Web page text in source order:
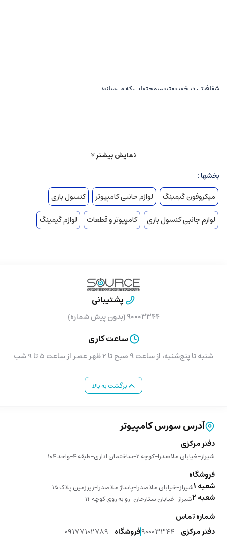
شفافیتی در خور بهترین محتوایی که می‌سازید.
عرضه شوند! خانمها، آقایان! با Seiren Mini یک میکروفون کندانسوری فوق
شوید! هماهنگ تر از هر ابزاری با تجهیزان شما، مناسب برای تولید استریم، پاد
کست، شرکت در جلسات و تماس ویدیویی....
سوپرکاردیوئید: الگوی برداشت فوق دقیق
از آنجایی که این میکروفن کندانسوری جمع و جور با زاویه برداشت صدای دقیقتری
سروصدای محیط را به نحو موثرتری انجام دهد. و این به معنای اطمینان از به حداقل
رسیدن نویزهای پس زمینه است حتی صداهای ضعیفی مانند صدای کیبورد
هنگام تایپ کردن و یا صدای کلیک ماوس .
غنای صدای خروجی با شاخص منحنی مسطح
با کپسول خازن کندانسور 14 میلیمتری و نمودار بازه پاسخدهی فرکانس تخت تر ،
نمایش بیشتر
بخشها :
میکروفون گیمینگ
لوازم جانبی کامپیوتر
کنسول بازی
لوازم جانبی کنسول بازی
کامپیوتر و قطعات لوازم گیمینگ
پشتیبانی
۹۰۰۰۳۳۴۴ (بدون پیش شماره)
ساعت کاری
شنبه تا پنج‌شنبه، از ساعت ۹ صبح تا 2 ظهر عصر از ساعت 5 تا 9 شب
برگشت به بالا
آدرس سورس کامپیوتر
دفتر مرکزی
شیراز-خیابان ملاصدرا-کوچه 2-ساختمان اداری-طبقه 4-واحد 104
فروشگاه
شعبه 1 شیراز-خیابان ملاصدرا-پاساژ ملاصدرا-زیرزمین پلاک 15
شعبه 2 شیراز-خیابان ستارخان-رو به روی کوچه 14
شماره تماس
دفتر مرکزی 90003344فروشگاه 09177102789